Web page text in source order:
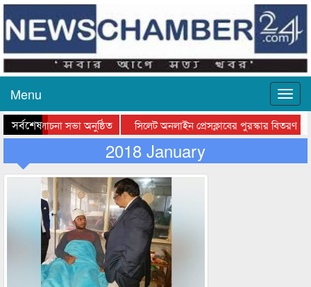
Menu
সর্বশেষ
আলোচনা সভা অনুষ্ঠিত
সিলেট অনলাইন প্রেসক্লাবের পুরস্কার বিতরণ ও
কানাইঘাটের কিশোর আহাদের খুনি সায়েমের
2018 January